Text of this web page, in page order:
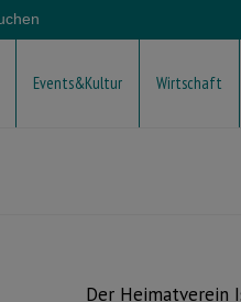
Events&Kultur Wirtschaft
Der